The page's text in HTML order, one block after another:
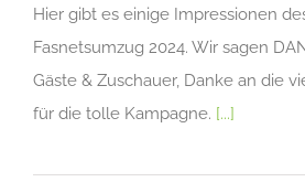
Hier gibt es einige Impressionen
Fasnetsumzug 2024. Wir sagen
Gäste & Zuschauer, Danke an die
für die tolle Kampagne. [...]